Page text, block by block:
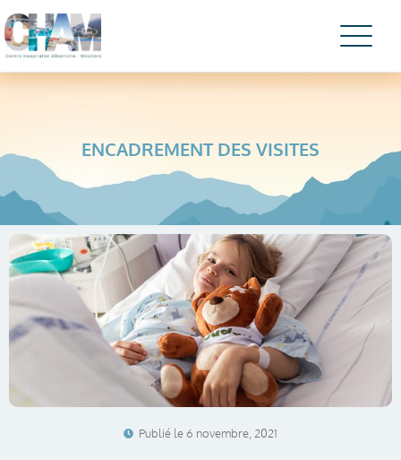
ENCADREMENT DES VISITES
Publié le 6 novembre, 2021